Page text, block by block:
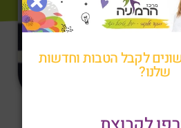
לקבל הטבות וחדשות
שלנו?